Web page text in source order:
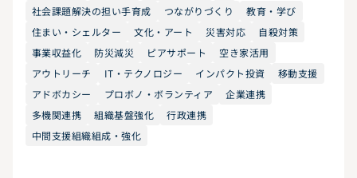
社会課題解決の担い手育成 つながりづくり
教育・学び
住まい・シェルター
文化・アート 災害対応
自殺対策
事業収益化
防災減災 ピアサポート
空き家活用
アウトリーチ
IT・テクノロジー インパクト投資
移動支援
アドボカシー
プロボノ・ボランティア
企業連携
多機関連携
組織基盤強化
行政連携
中間支援組織組成・強化